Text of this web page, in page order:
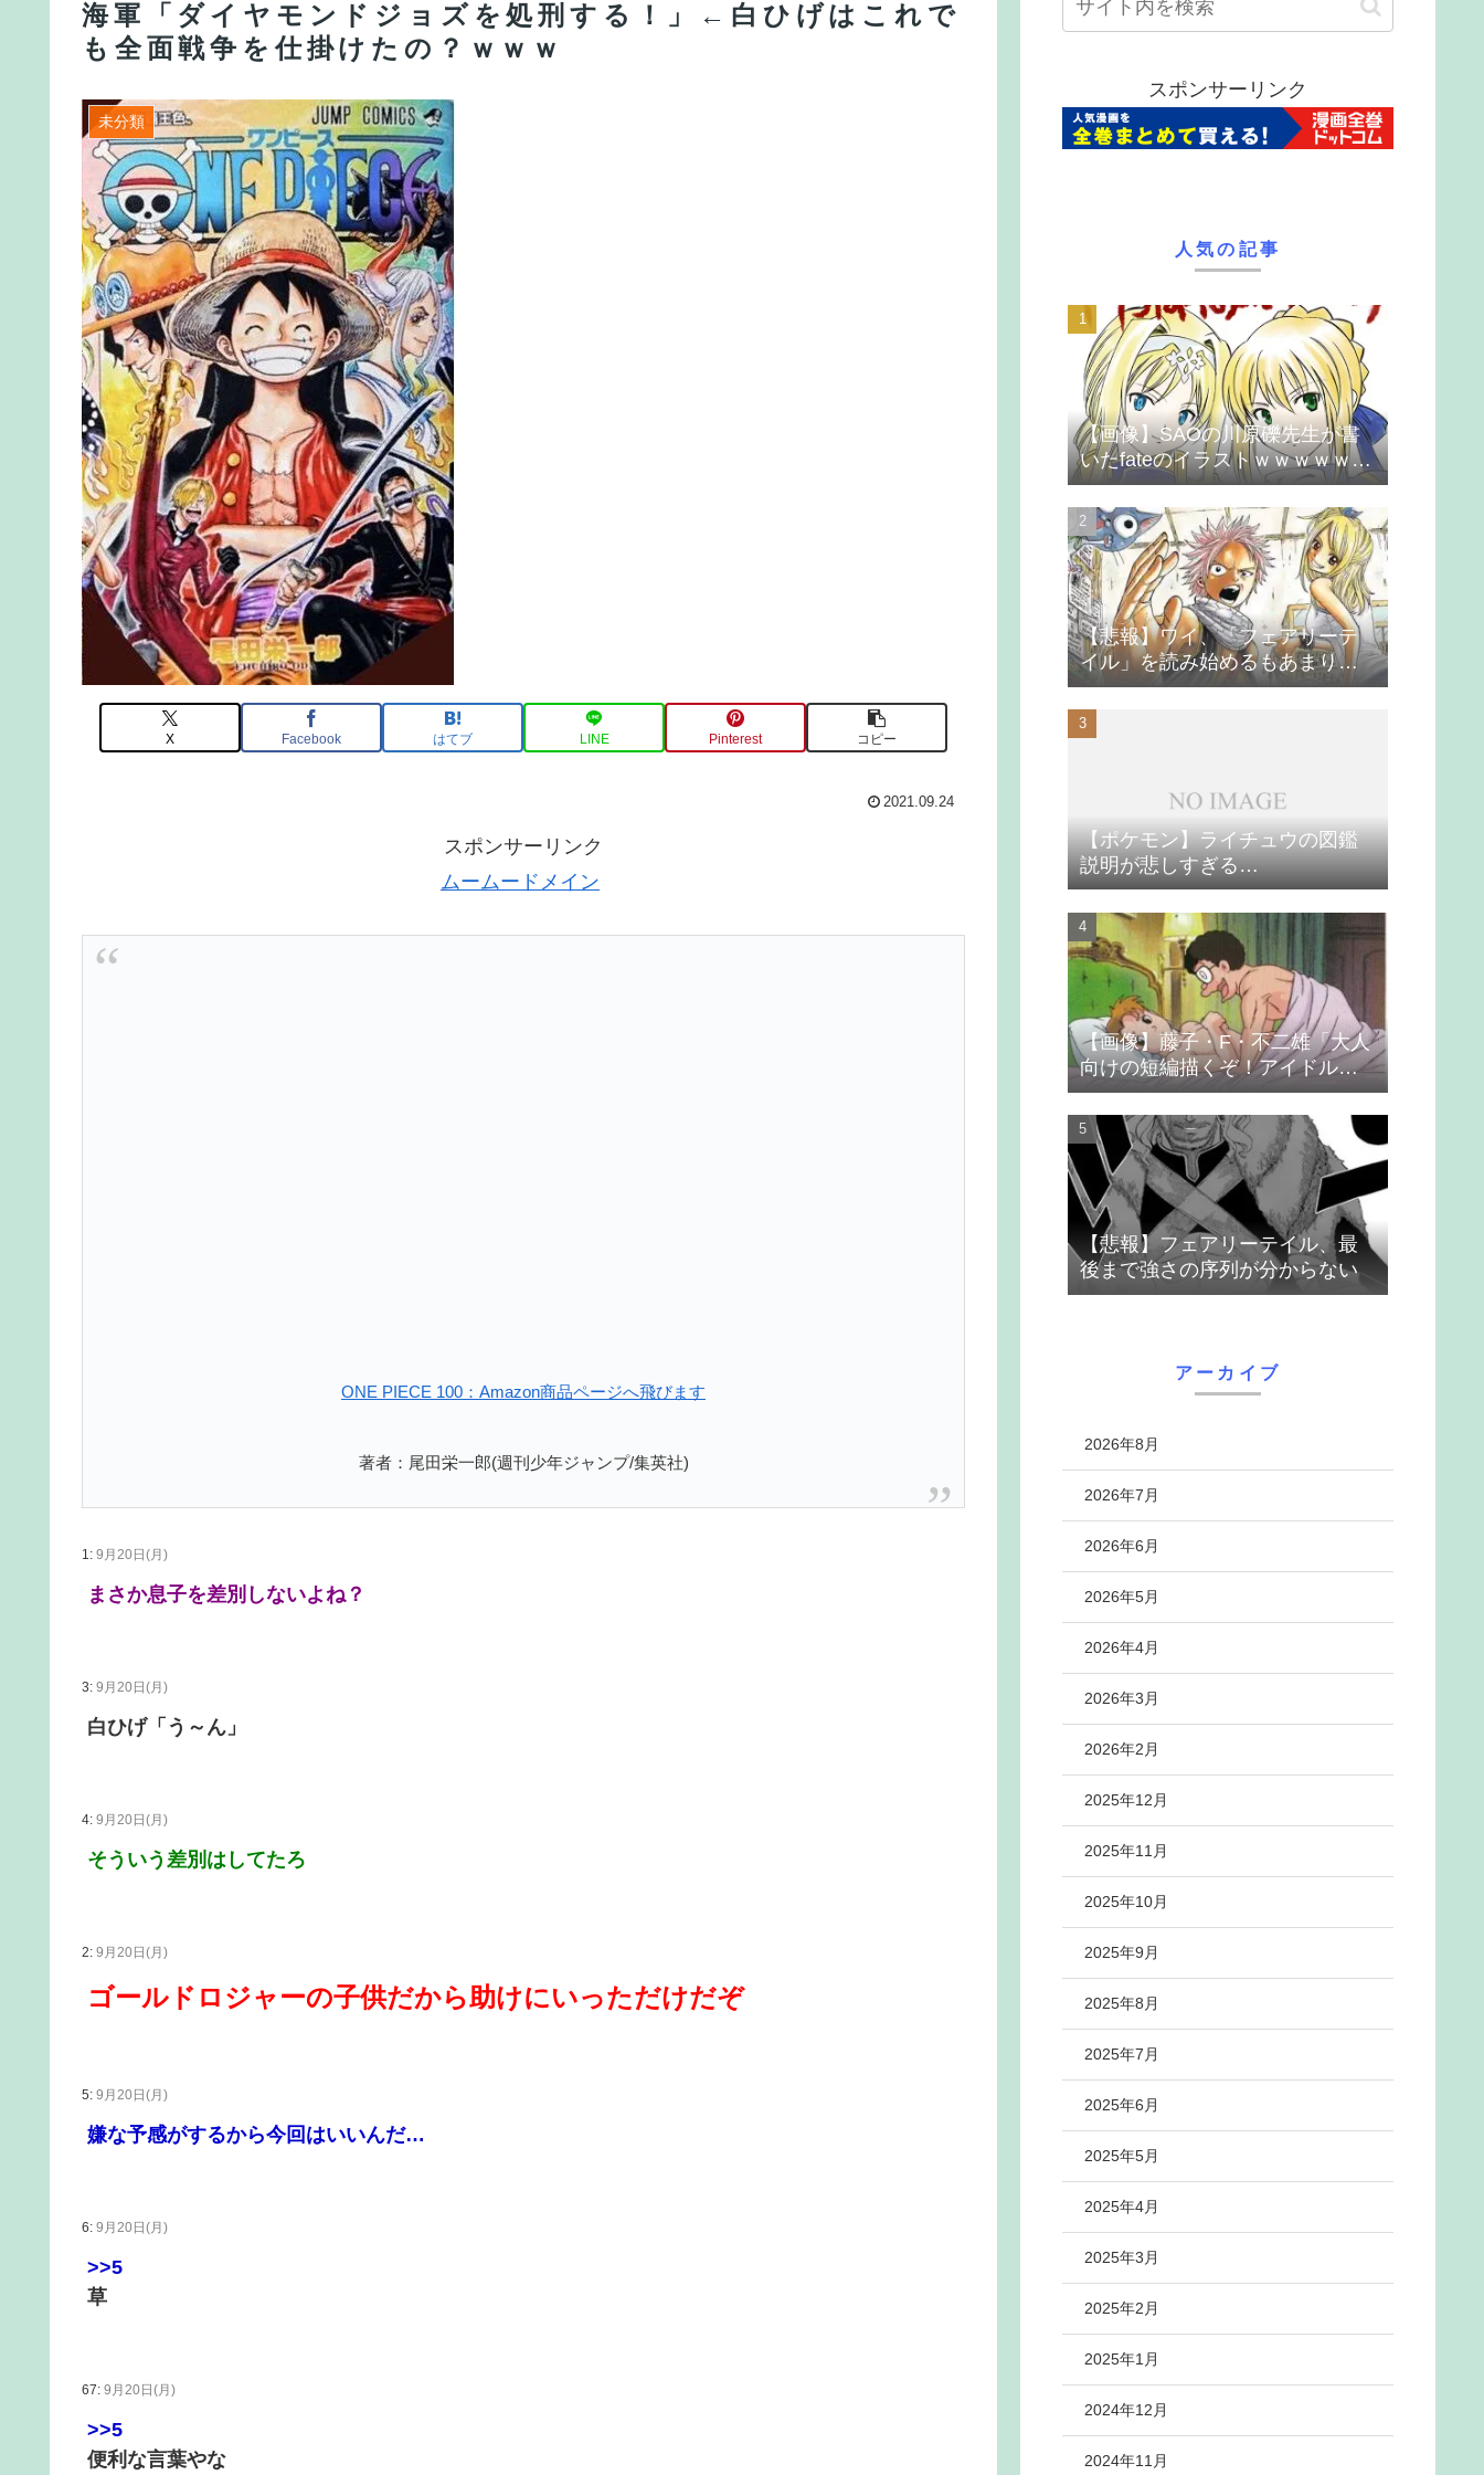
海軍「ダイヤモンドジョズを処刑する！」←白ひげはこれで
も全面戦争を仕掛けたの？ｗｗｗ
未分類
X Facebook はてブ LINE Pinterest コピー
2021.09.24
スポンサーリンク
ムームードメイン
ONE PIECE 100：Amazon商品ページへ飛びます
著者：尾田栄一郎(週刊少年ジャンプ/集英社)
1: 9月20日(月)
まさか息子を差別しないよね？
3: 9月20日(月)
白ひげ「う～ん」
4: 9月20日(月)
そういう差別はしてたろ
2: 9月20日(月)
ゴールドロジャーの子供だから助けにいっただけだぞ
5: 9月20日(月)
嫌な予感がするから今回はいいんだ…
6: 9月20日(月)
>>5
草
67: 9月20日(月)
>>5
便利な言葉やな
スポンサーリンク
人気の記事
【画像】SAOの川原礫先生が書
いたfateのイラストｗｗｗｗｗｗ
ｗｗｗ
【悲報】ワイ、「フェアリーテ
イル」を読み始めるもあまりの
つまらなさに挫折する
【ポケモン】ライチュウの図鑑
説明が悲しすぎる…
【画像】藤子・F・不二雄「大人
向けの短編描くぞ！アイドルが
無理やり抱かれるシーン入れ
よ」
【悲報】フェアリーテイル、最
後まで強さの序列が分からない
アーカイブ
2026年8月
2026年7月
2026年6月
2026年5月
2026年4月
2026年3月
2026年2月
2025年12月
2025年11月
2025年10月
2025年9月
2025年8月
2025年7月
2025年6月
2025年5月
2025年4月
2025年3月
2025年2月
2025年1月
2024年12月
2024年11月